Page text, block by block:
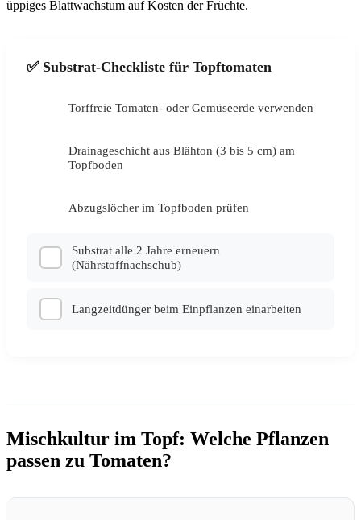
üppiges Blattwachstum auf Kosten der Früchte.
✅ Substrat-Checkliste für Topftomaten
Torffreie Tomaten- oder Gemüseerde verwenden
Drainageschicht aus Blähton (3 bis 5 cm) am
Topfboden
Abzugslöcher im Topfboden prüfen
Substrat alle 2 Jahre erneuern
(Nährstoffnachschub)
Langzeitdünger beim Einpflanzen einarbeiten
Mischkultur im Topf: Welche Pflanzen
passen zu Tomaten?